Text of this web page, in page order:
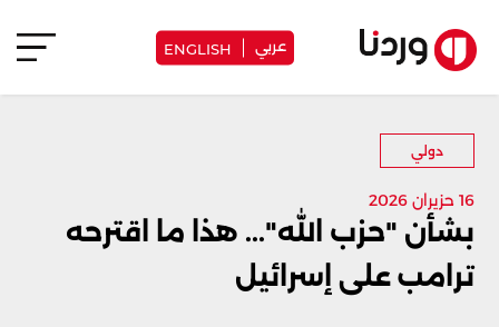
عربي ENGLISH
دولي
16 حزيران 2026
بشأن "حزب الله"... هذا ما اقترحه
ترامب على إسرائيل